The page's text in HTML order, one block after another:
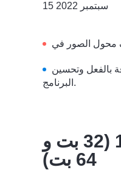
15 سبتمبر 2022
البرنامج.
الإصدار 1.0.16 (32 بت و
64 بت)